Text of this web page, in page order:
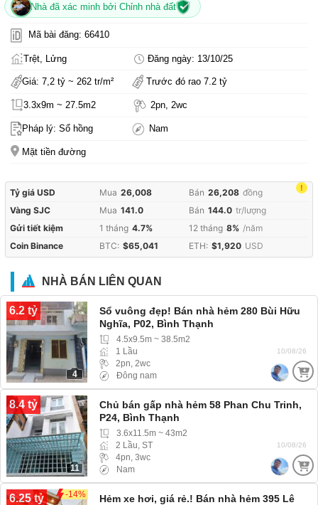
Nhà đã xác minh bởi Chỉnh nhà đất
Mã bài đăng: 66410
Trệt, Lửng Đăng ngày: 13/10/25
Giá: 7,2 tỷ ~ 262 tr/m² Trước đó rao 7.2 tỷ
3.3x9m ~ 27.5m2 2pn, 2wc
Pháp lý: Sổ hồng Nam
Mặt tiền đường
!
Tỷ giá USD Mua 26,008 Bán 26,208 đồng
Vàng SJC
Mua 141.0 Bán 144.0 tr/lượng
Gửi tiết kiệm
1 tháng 4.7% 12 tháng 8% /năm
Coin Binance
BTC: $65,041 ETH: $1,920 USD
NHÀ BÁN LIÊN QUAN
6.2 tỷ
4
Sổ vuông đẹp! Bán nhà hẻm 280 Bùi Hữu
Nghĩa, P02, Bình Thạnh
4.5x9.5m ~ 38.5m2
1 Lầu
2pn, 2wc
Đông nam
10/08/26
8.4 tỷ
11
Chủ bán gấp nhà hẻm 58 Phan Chu Trinh,
P24, Bình Thạnh
3.6x11.5m ~ 43m2
2 Lầu, ST
4pn, 3wc
Nam
10/08/26
6.25 tỷ -14%
Hẻm xe hơi, giá rẻ.! Bán nhà hẻm 395 Lê